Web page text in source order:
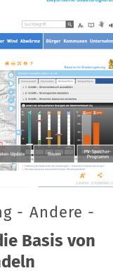
- Andere -
Basis von